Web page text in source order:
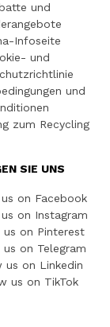
und
Infoseite
und
und
zum Recycling
SIE UNS
on Facebook
on Instagram
us on Pinterest
on Telegram
us on Linkedin
us on TikTok